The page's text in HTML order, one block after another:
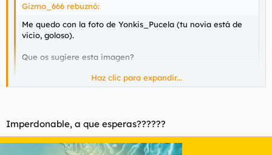
Gizmo_666 rebuznó:
Me quedo con la foto de Yonkis_Pucela (tu novia está de
vicio, goloso).
Que os sugiere esta imagen?
Haz clic para expandir...
Que mi piva cumple años dentro de poco y me acabo de dar
cuenta que nunca le he regalado un body como ese.
Haz clic para expandir...
Imperdonable, a que esperas??????